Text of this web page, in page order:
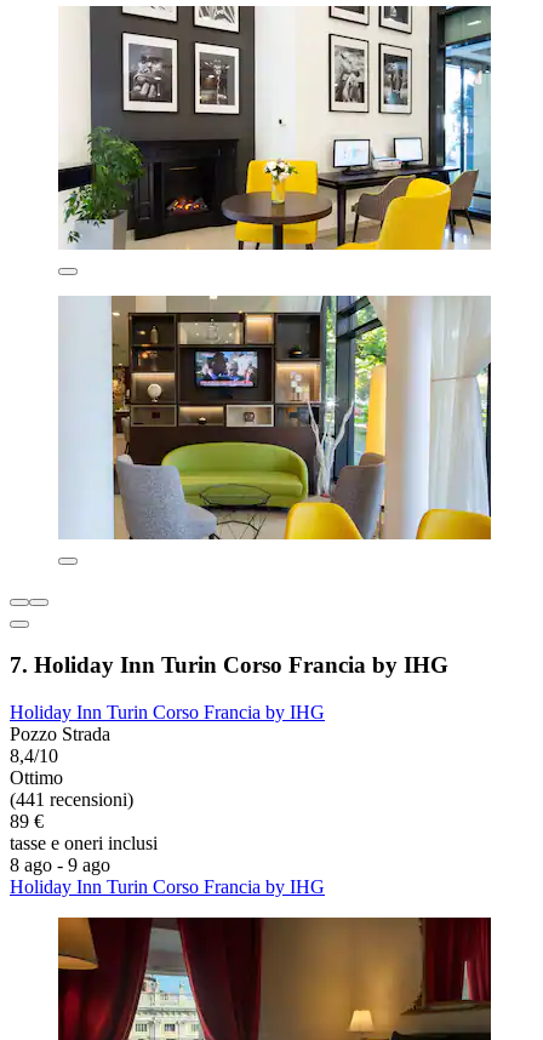
7. Holiday Inn Turin Corso Francia by IHG
Holiday Inn Turin Corso Francia by IHG
Pozzo Strada
8,4/10
Ottimo
(441 recensioni)
89 €
tasse e oneri inclusi
8 ago - 9 ago
Holiday Inn Turin Corso Francia by IHG